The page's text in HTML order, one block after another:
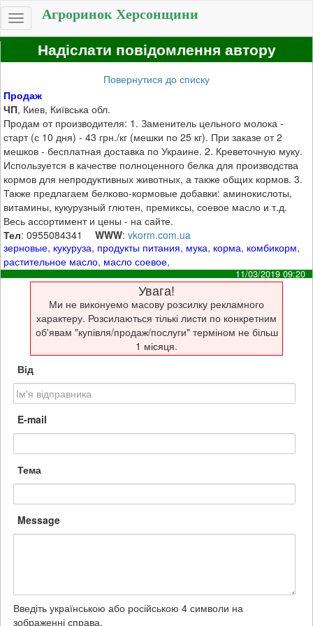
Toggle
navigation
Агроринок Херсонщини
Надіслати повідомлення автору
Повернутися до списку
Продаж
ЧП, Киев, Київська обл.
Продам от производителя: 1. Заменитель цельного молока -
старт (с 10 дня) - 43 грн./кг (мешки по 25 кг). При заказе от 2
мешков - бесплатная доставка по Украине. 2. Креветочную муку.
Используется в качестве полноценного белка для производства
кормов для непродуктивных животных, а также общих кормов. 3.
Также предлагаем белково-кормовые добавки: аминокислоты,
витамины, кукурузный глютен, премиксы, соевое масло и т.д.
Весь ассортимент и цены - на сайте.
Тел: 0955084341 WWW:vkorm.com.ua
зерновые, кукуруза, продукты питания, мука, корма, комбикорм,
растительное масло, масло соевое,
11/03/2019 09:20
Увага!
Ми не виконуемо масову розсилку рекламного
характеру. Розсилаються тількі листи по конкретним
об'явам "купівля/продаж/послуги" терміном не більш
1 місяця.
Від
E-mail
Тема
Message
Введіть українською або російською 4 символи на
зображенні справа.